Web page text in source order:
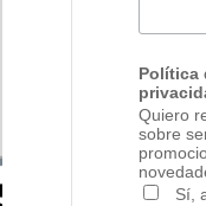
Política
Quiero
sobre
Sí,